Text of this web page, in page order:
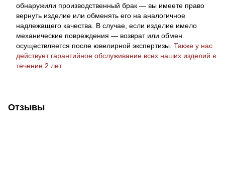
обнаружили производственный брак — вы имеете право
вернуть изделие или обменять его на аналогичное
надлежащего качества. В случае, если изделие имело
механические повреждения — возврат или обмен
осуществляется после ювелирной экспертизы. Также у нас
действует гарантийное обслуживание всех наших изделий в
течение 2 лет.
Отзывы